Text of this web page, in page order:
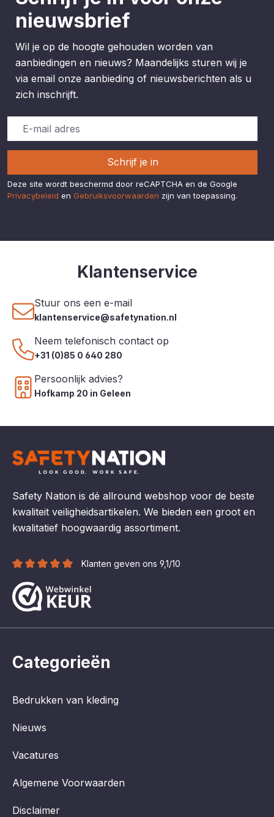
nieuwsbrief
Wil je op de hoogte gehouden worden van
aanbiedingen en nieuws? Maandelijks sturen wij je
via email onze aanbieding of nieuwsberichten als u
zich inschrijft.
Schrijf je in
Deze site wordt beschermd door reCAPTCHA en de Google
Privacybeleid en Gebruiksvoorwaarden zijn van toepassing.
Klantenservice
Stuur ons een e-mail
klantenservice@safetynation.nl
Neem telefonisch contact op
+31 (0)85 0 640 280
Persoonlijk advies?
Hofkamp 20 in Geleen
Safety Nation is dé allround webshop voor de beste
kwaliteit veiligheidsartikelen. We bieden een groot en
kwalitatief hoogwaardig assortiment.
Klanten geven ons 9,1/10
Categorieën
Bedrukken van kleding
Nieuws
Vacatures
Algemene Voorwaarden
Disclaimer